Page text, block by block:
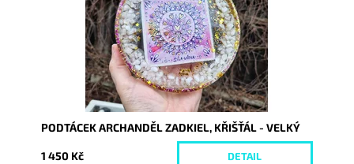
PODTÁCEK ARCHANDĚL ZADKIEL, KŘIŠŤÁL - VELKÝ
1 450 Kč DETAIL